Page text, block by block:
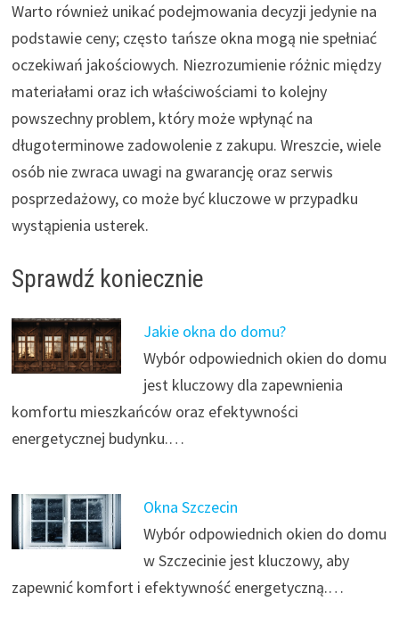
Warto również unikać podejmowania decyzji jedynie na
podstawie ceny; często tańsze okna mogą nie spełniać
oczekiwań jakościowych. Niezrozumienie różnic między
materiałami oraz ich właściwościami to kolejny
powszechny problem, który może wpłynąć na
długoterminowe zadowolenie z zakupu. Wreszcie, wiele
osób nie zwraca uwagi na gwarancję oraz serwis
posprzedażowy, co może być kluczowe w przypadku
wystąpienia usterek.
Sprawdź koniecznie
Jakie okna do domu?
Wybór odpowiednich okien do domu
jest kluczowy dla zapewnienia
komfortu mieszkańców oraz efektywności
energetycznej budynku.…
Okna Szczecin
Wybór odpowiednich okien do domu
w Szczecinie jest kluczowy, aby
zapewnić komfort i efektywność energetyczną.…